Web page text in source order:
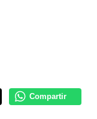
Compartir